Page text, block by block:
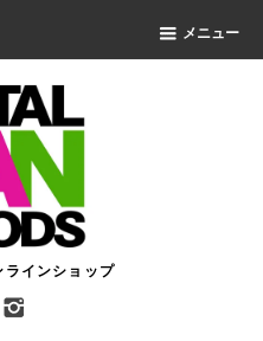
メニュー
ラインショップ